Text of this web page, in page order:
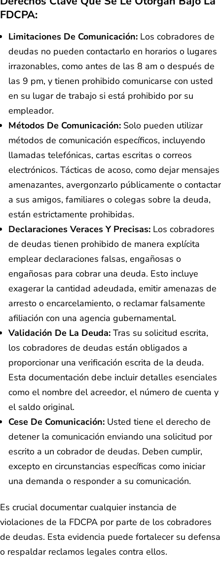
FDCPA:
Limitaciones De Comunicación: Los cobradores de
deudas no pueden contactarlo en horarios o lugares
irrazonables, como antes de las 8 am o después de
las 9 pm, y tienen prohibido comunicarse con usted
en su lugar de trabajo si está prohibido por su
empleador.
Métodos De Comunicación: Solo pueden utilizar
métodos de comunicación específicos, incluyendo
llamadas telefónicas, cartas escritas o correos
electrónicos. Tácticas de acoso, como dejar mensajes
amenazantes, avergonzarlo públicamente o contactar
a sus amigos, familiares o colegas sobre la deuda,
están estrictamente prohibidas.
Declaraciones Veraces Y Precisas: Los cobradores
de deudas tienen prohibido de manera explícita
emplear declaraciones falsas, engañosas o
engañosas para cobrar una deuda. Esto incluye
exagerar la cantidad adeudada, emitir amenazas de
arresto o encarcelamiento, o reclamar falsamente
afiliación con una agencia gubernamental.
Validación De La Deuda: Tras su solicitud escrita,
los cobradores de deudas están obligados a
proporcionar una verificación escrita de la deuda.
Esta documentación debe incluir detalles esenciales
como el nombre del acreedor, el número de cuenta y
el saldo original.
Cese De Comunicación: Usted tiene el derecho de
detener la comunicación enviando una solicitud por
escrito a un cobrador de deudas. Deben cumplir,
excepto en circunstancias específicas como iniciar
una demanda o responder a su comunicación.
Es crucial documentar cualquier instancia de
violaciones de la FDCPA por parte de los cobradores
de deudas. Esta evidencia puede fortalecer su defensa
o respaldar reclamos legales contra ellos.